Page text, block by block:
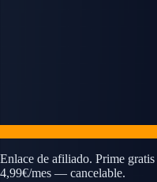
Enlace de afiliado. Prime
4,99€/mes — cancelable.